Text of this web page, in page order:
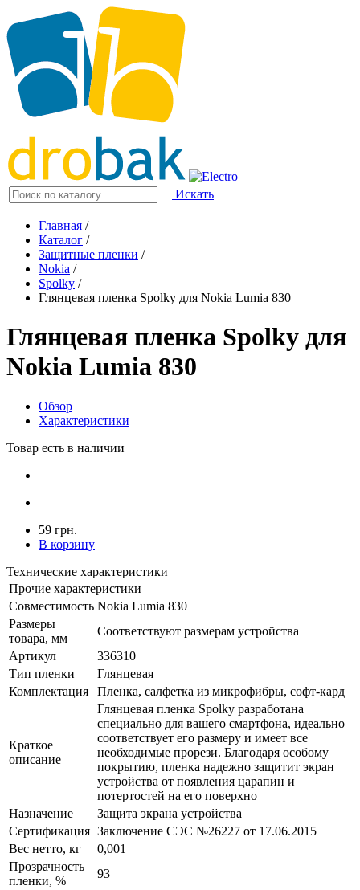
Искать
Главная /
Каталог /
Защитные пленки /
Nokia /
Spolky /
Глянцевая пленка Spolky для Nokia Lumia 830
Глянцевая пленка Spolky для
Nokia Lumia 830
Обзор
Характеристики
Товар есть в наличии
59 грн.
В корзину
Технические характеристики
Прочие характеристики
Совместимость Nokia Lumia 830
Размеры
товара, мм
Соответствуют размерам устройства
Артикул
336310
Тип пленки
Глянцевая
Комплектация
Пленка, салфетка из микрофибры, софт-кард
Краткое
описание
Глянцевая пленка Spolky разработана
специально для вашего смартфона, идеально
соответствует его размеру и имеет все
необходимые прорези. Благодаря особому
покрытию, пленка надежно защитит экран
устройства от появления царапин и
потертостей на его поверхно
Назначение
Защита экрана устройства
Сертификация Заключение СЭС №26227 от 17.06.2015
Вес нетто, кг
0,001
Прозрачность
пленки, %
93